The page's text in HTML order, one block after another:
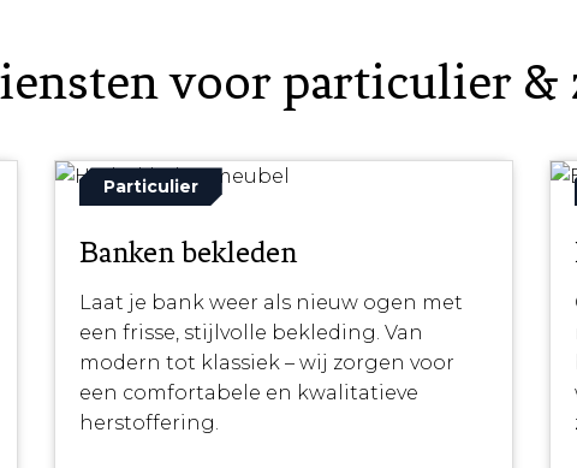
voor particulier &
Particulier
Banken bekleden
Laat je bank weer als nieuw ogen met
een frisse, stijlvolle bekleding. Van
modern tot klassiek – wij zorgen voor
een comfortabele en kwalitatieve
herstoffering.